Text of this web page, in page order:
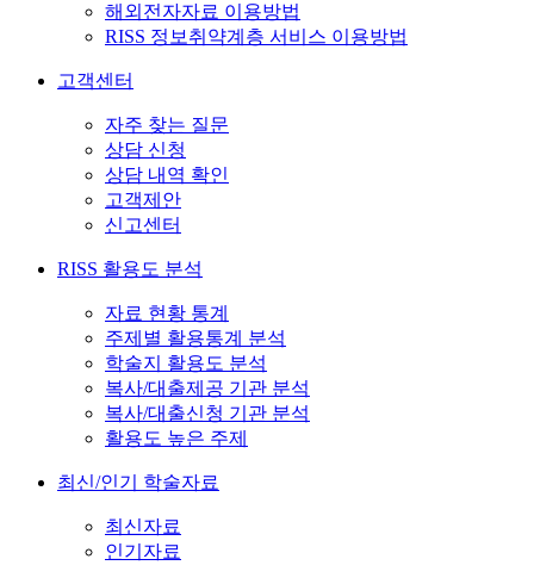
해외전자자료 이용방법
RISS 정보취약계층 서비스 이용방법
고객센터
자주 찾는 질문
상담 신청
상담 내역 확인
고객제안
신고센터
RISS 활용도 분석
자료 현황 통계
주제별 활용통계 분석
학술지 활용도 분석
복사/대출제공 기관 분석
복사/대출신청 기관 분석
활용도 높은 주제
최신/인기 학술자료
최신자료
인기자료